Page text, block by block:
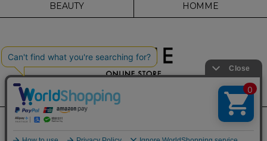
BEAUTY HOMME